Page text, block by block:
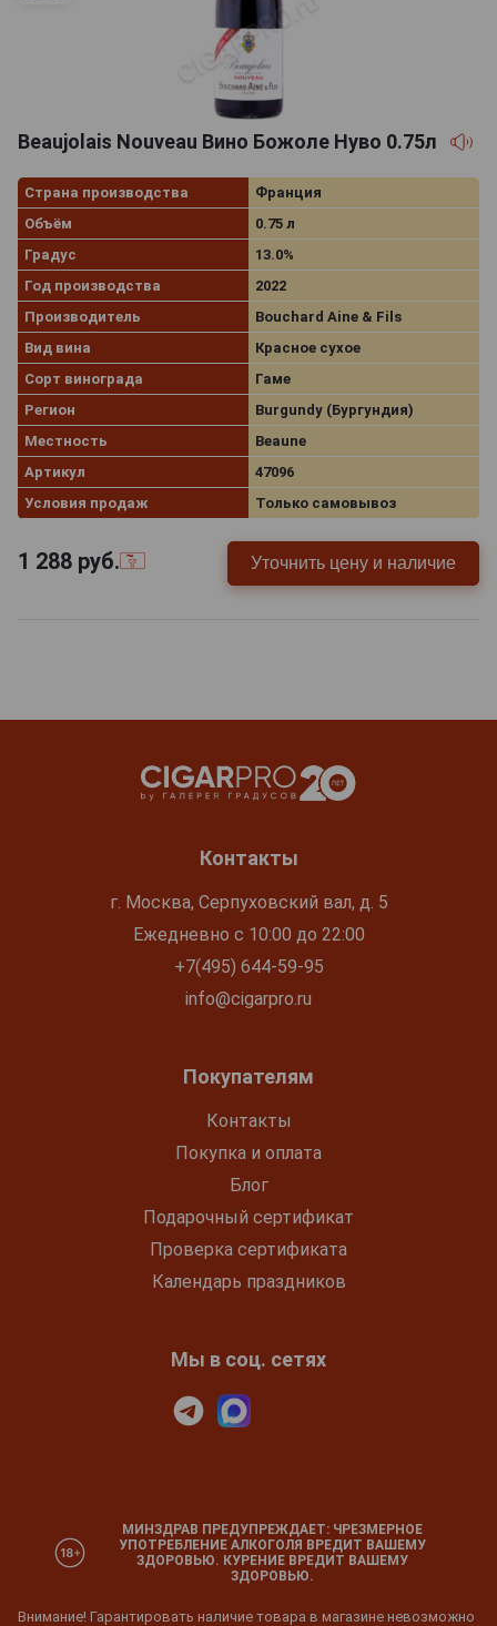
Beaujolais Nouveau Вино Божоле Нуво 0.75л
Страна производства
Франция
Объём
0.75 л
Градус
13.0%
Год производства
2022
Производитель
Bouchard Aine & Fils
Вид вина
Красное сухое
Сорт винограда
Гаме
Регион
Burgundy (Бургундия)
Местность
Beaune
Артикул
47096
Условия продаж
Только самовывоз
1 288 руб. Уточнить цену и наличие
Контакты
г. Москва, Серпуховский вал, д. 5
Ежедневно с 10:00 до 22:00
+7(495) 644-59-95
info@cigarpro.ru
Покупателям
Контакты
Покупка и оплата
Блог
Подарочный сертификат
Проверка сертификата
Календарь праздников
Мы в соц. сетях
МИНЗДРАВ ПРЕДУПРЕЖДАЕТ: ЧРЕЗМЕРНОЕ
УПОТРЕБЛЕНИЕ АЛКОГОЛЯ ВРЕДИТ ВАШЕМУ
ЗДОРОВЬЮ. КУРЕНИЕ ВРЕДИТ ВАШЕМУ
ЗДОРОВЬЮ.
Внимание! Гарантировать наличие товара в магазине невозможно